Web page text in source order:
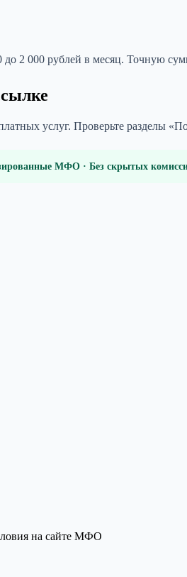
2 000 рублей в месяц. Точную
услуг. Проверьте разделы
МФО · Без скрытых
на сайте МФО